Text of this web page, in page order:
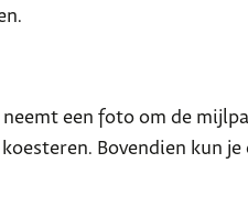
een foto om de
Bovendien kun je